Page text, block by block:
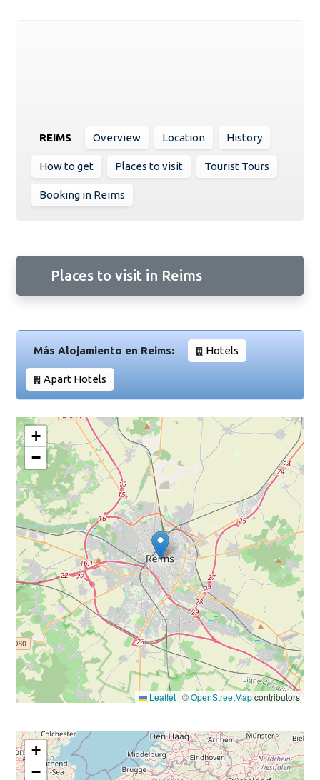
REIMS Overview Location History
How to get Places to visit Tourist Tours
Booking in Reims
Places to visit in Reims
Más Alojamiento en Reims: Hotels
Apart Hotels
+
−
Leaflet | ©OpenStreetMapcontributors
+
−